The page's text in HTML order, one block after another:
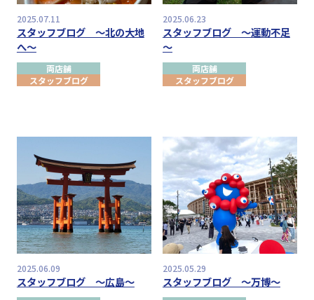
2025.07.11
スタッフブログ ～北の大地
へ～
両店舗
スタッフブログ
2025.06.23
スタッフブログ ～運動不足
～
両店舗
スタッフブログ
2025.06.09
スタッフブログ ～広島～
2025.05.29
スタッフブログ ～万博～